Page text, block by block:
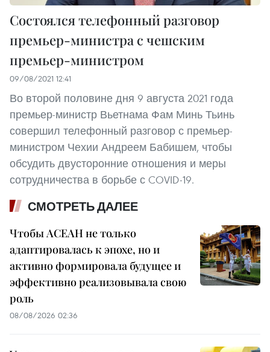
Состоялся телефонный разговор
премьер-министра с чешским
премьер-министром
09/08/2021 12:41
Во второй половине дня 9 августа 2021 года
премьер-министр Вьетнама Фам Минь Тьинь
совершил телефонный разговор с премьер-
министром Чехии Андреем Бабишем, чтобы
обсудить двусторонние отношения и меры
сотрудничества в борьбе с COVID-19.
СМОТРЕТЬ ДАЛЕЕ
Чтобы АСЕАН не только
адаптировалась к эпохе, но и
активно формировала будущее и
эффективно реализовывала свою
роль
08/08/2026 02:36